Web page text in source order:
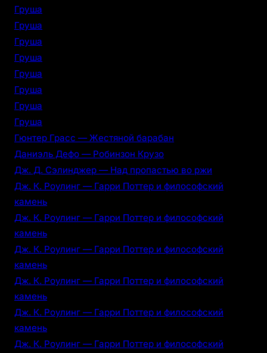
Груша
Груша
Груша
Груша
Груша
Груша
Груша
Груша
Гюнтер Грасс — Жестяной барабан
Даниэль Дефо — Робинзон Крузо
Дж. Д. Сэлинджер — Над пропастью во ржи
Дж. К. Роулинг — Гарри Поттер и философский
камень
Дж. К. Роулинг — Гарри Поттер и философский
камень
Дж. К. Роулинг — Гарри Поттер и философский
камень
Дж. К. Роулинг — Гарри Поттер и философский
камень
Дж. К. Роулинг — Гарри Поттер и философский
камень
Дж. К. Роулинг — Гарри Поттер и философский